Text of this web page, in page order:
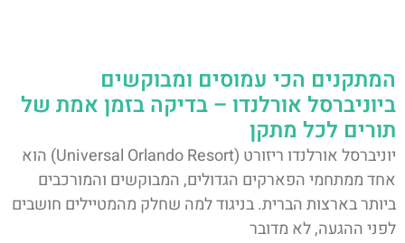
המתקנים הכי עמוסים ומבוקשים
ביוניברסל אורלנדו – בדיקה בזמן אמת של
תורים לכל מתקן
יוניברסל אורלנדו ריזורט (Universal Orlando Resort) הוא
אחד ממתחמי הפארקים הגדולים, המבוקשים והמורכבים
ביותר בארצות הברית. בניגוד למה שחלק מהמטיילים חושבים
לפני ההגעה, לא מדובר